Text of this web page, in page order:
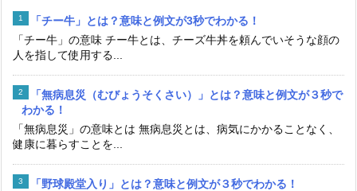
「チー牛」とは？意味と例文が3秒でわかる！
「チー牛」の意味 チー牛とは、チーズ牛丼を頼んでいそうな顔の
人を指して使用する...
「無病息災（むびょうそくさい）」とは？意味と例文が３秒で
わかる！
「無病息災」の意味とは 無病息災とは、病気にかかることなく、
健康に暮らすことを...
「野球殿堂入り」とは？意味と例文が３秒でわかる！